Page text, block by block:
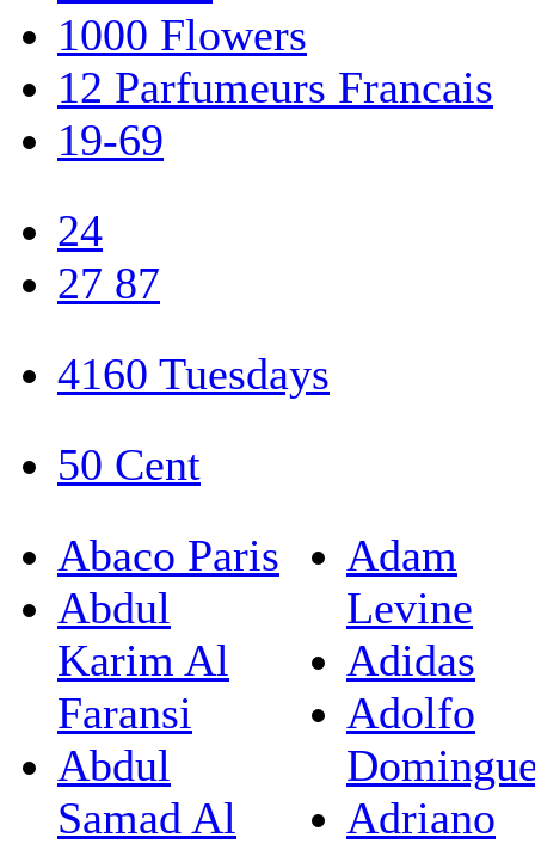
1000 Flowers
12 Parfumeurs Francais
19-69
24
27 87
4160 Tuesdays
50 Cent
Abaco Paris
Abdul
Karim Al
Faransi
Abdul
Samad Al
Adam
Levine
Adidas
Adolfo
Adriano